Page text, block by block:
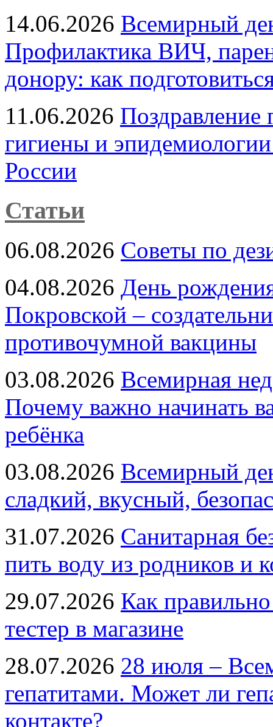
14.06.2026 Всемирный
Профилактика ВИЧ,
донору: как
11.06.2026 Поздравление
гигиены и
России
Статьи
06.08.2026 Советы по
04.08.2026 День
Покровской –
противочумной вакцины
03.08.2026 Всемирная
Почему важно начинать
ребёнка
03.08.2026 Всемирный
сладкий, вкусный,
31.07.2026 Санитарная
пить воду из родников и
29.07.2026 Как
тестер в магазине
28.07.2026 28 июля –
гепатитами. Может ли
контакте?